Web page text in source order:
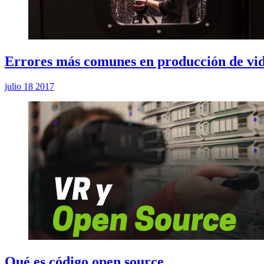
Errores más comunes en producción de
julio 18 2017